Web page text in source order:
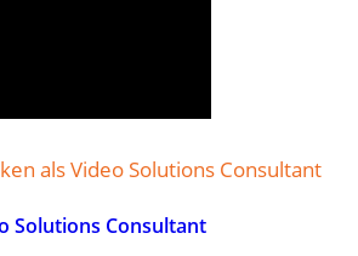
als Video Solutions Consultant
Solutions Consultant